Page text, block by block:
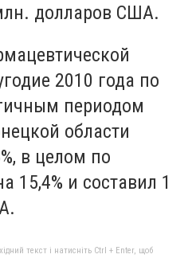
долларов США.
2010 года по
периодом
области
в целом по
15,4% и составил 1
текст і натисніть Ctrl + Enter, щоб